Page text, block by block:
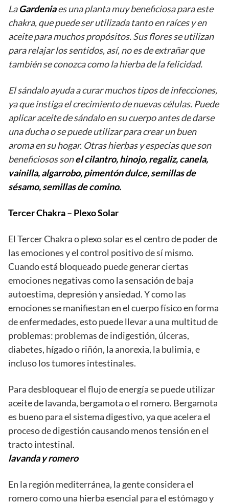
LaGardeniaes una planta muy beneficiosa para este
chakra, que puede ser utilizada tanto en raíces y en
aceite para muchos propósitos. Sus flores se utilizan
para relajar los sentidos, así, no es de extrañar que
también se conozca como la hierba de la felicidad.
El sándalo ayuda a curar muchos tipos de infecciones,
ya que instiga el crecimiento de nuevas células. Puede
aplicar aceite de sándalo en su cuerpo antes de darse
una ducha o se puede utilizar para crear un buen
aroma en su hogar. Otras hierbas y especias que son
beneficiosos sonel cilantro, hinojo, regaliz, canela,
vainilla, algarrobo, pimentón dulce, semillas de
sésamo, semillas de comino.
Tercer Chakra – Plexo Solar
El Tercer Chakra o plexo solar es el centro de poder de
las emociones y el control positivo de sí mismo.
Cuando está bloqueado puede generar ciertas
emociones negativas como la sensación de baja
autoestima, depresión y ansiedad. Y como las
emociones se manifiestan en el cuerpo físico en forma
de enfermedades, esto puede llevar a una multitud de
problemas: problemas de indigestión, úlceras,
diabetes, hígado o riñón, la anorexia, la bulimia, e
incluso los tumores intestinales.
Para desbloquear el flujo de energía se puede utilizar
aceite de lavanda, bergamota o el romero. Bergamota
es bueno para el sistema digestivo, ya que acelera el
proceso de digestión causando menos tensión en el
tracto intestinal.
lavanda y romero
En la región mediterránea, la gente considera el
romero como una hierba esencial para el estómago y